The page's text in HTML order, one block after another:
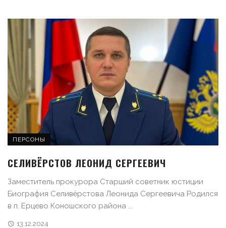
ПЕРСОНЫ
СЕЛИВЁРСТОВ ЛЕОНИД СЕРГЕЕВИЧ
Заместитель прокурора Старший советник юстиции
Биография Селивёрстова Леонида Сергеевича Родился
в п. Ерцево Коношского района ...
13.12.2024